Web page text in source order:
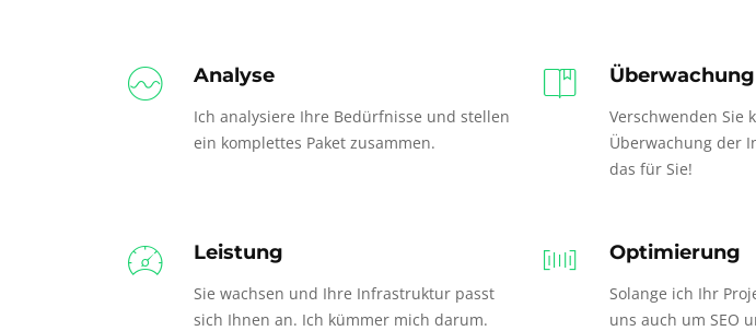
Analyse
Ich analysiere Ihre Bedürfnisse und stellen
ein komplettes Paket zusammen.
Überwachung
Verschwenden Sie
Überwachung der
das für Sie!
Leistung
Sie wachsen und Ihre Infrastruktur passt
sich Ihnen an. Ich kümmer mich darum.
Optimierung
Solange ich Ihr
uns auch um SEO